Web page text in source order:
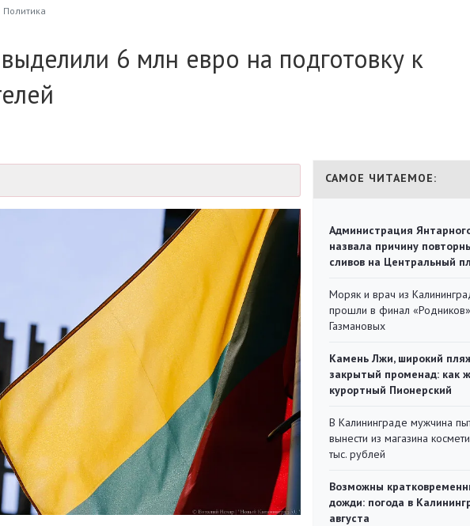
Политика
6 млн евро на подготовку к
САМОЕ ЧИТАЕМОЕ:
Администрация
назвала причину
сливов на Центральный
Моряк и врач из
прошли в финал «Родников»
Газмановых
Камень Лжи, широкий
закрытый променад: как
курортный Пионерский
В Калининграде мужчина
вынести из магазина
тыс. рублей
Возможны
дожди: погода в
августа